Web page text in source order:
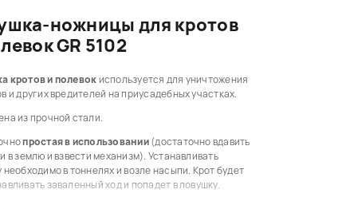
ножницы для кротов
GR 5102
кротов и полевокиспользуется для уничтожения
и других вредителей на приусадебных участках.
из прочной стали.
простая в использовании(достаточно вдавить
в землю и взвести механизм). Устанавливать
необходимо в тоннелях и возле насыпи. Крот будет
заваленный ход и попадет в ловушку.